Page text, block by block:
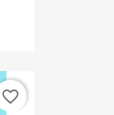
favorite_border